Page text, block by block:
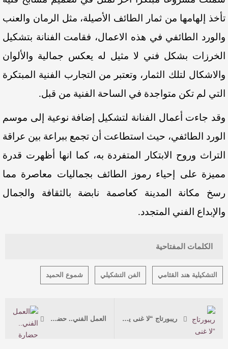
تأخذ إلهامها من ثمار الطائف الأصيلة، مثل الرمان والعنب
والورد الطائفي في هذه الاعمال، فقامت الفنانة بتشكيل
الخرزات بشكل فني لا مثيل له يعكس جمالية والألوان
والاشكال لتلك الثمار، وتعتبر من التجارب الفنية المبتكرة
التي لم تكن متواجدة في الساحة الفنية من قبل.
وقد جاءت أعمال الفنانة لتشكيل إضافة نوعية إلى موسم
الورد الطائفي، حيث استطاعت أن تجمع ببراعة بين عراقة
التراث وروح الابتكار المتفردة به، كما انها أظهرت قدرة
مميزة على إحياء رموز الطائف بجماليات معاصرة مما
رسخ مكانة المدينة كعاصمة نابضة بالثقافة والجمال
والإبداع الفني المتجدد.
الكلمات المفتاحية
التشكيلية هند القثامي الفن التشكيلي شموع الحميد
ريبورتاج “لا غنى يدوم ولا فقر يبقى” العمل الفني.. حضارة متحركة في عيوننا